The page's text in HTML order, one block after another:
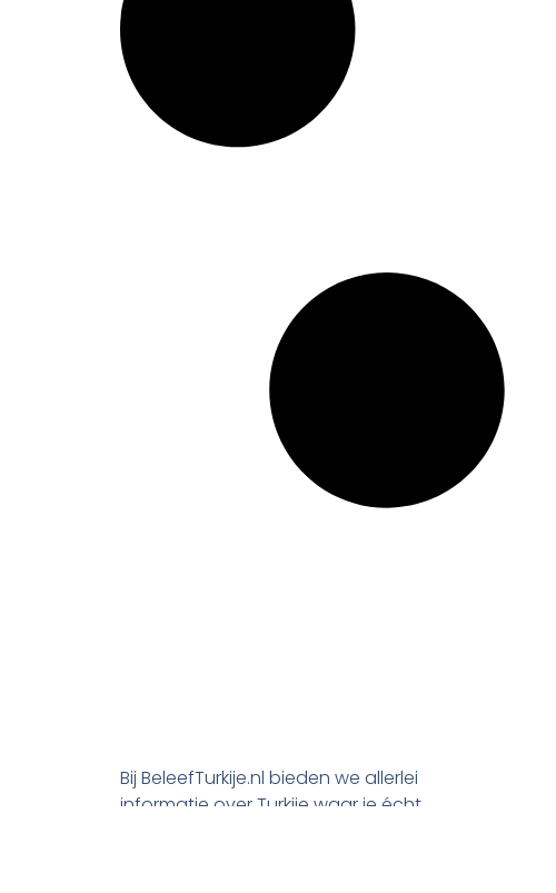
Bij BeleefTurkije.nl bieden we allerlei
informatie over Turkije waar je écht